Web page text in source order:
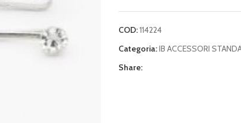
COD:114224
Categoria:IB ACCESSORI
Share: